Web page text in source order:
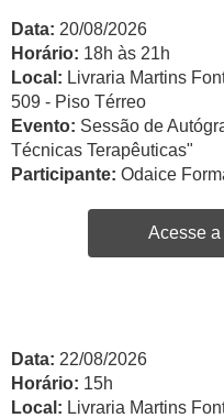
Data: 20/08/2026
Horário: 18h às 21h
Local: Livraria Martins
509 - Piso Térreo
Evento: Sessão de
Técnicas Terapêuticas"
Participante: Odaice
Acesse
Data: 22/08/2026
Horário: 15h
Local: Livraria Martins